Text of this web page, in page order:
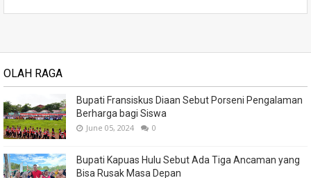
OLAH RAGA
Bupati Fransiskus Diaan Sebut Porseni Pengalaman
Berharga bagi Siswa
June 05, 2024 0
Bupati Kapuas Hulu Sebut Ada Tiga Ancaman yang
Bisa Rusak Masa Depan